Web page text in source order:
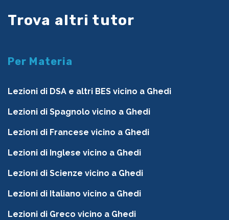
Trova altri tutor
Per Materia
Lezioni di DSA e altri BES vicino a Ghedi
Lezioni di Spagnolo vicino a Ghedi
Lezioni di Francese vicino a Ghedi
Lezioni di Inglese vicino a Ghedi
Lezioni di Scienze vicino a Ghedi
Lezioni di Italiano vicino a Ghedi
Lezioni di Greco vicino a Ghedi